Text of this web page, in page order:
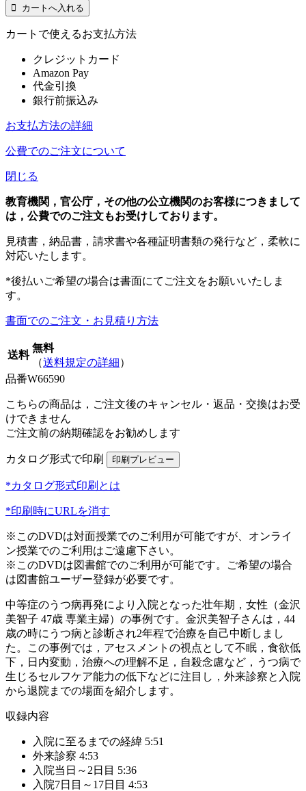
カートで使えるお支払方法
クレジットカード
Amazon Pay
代金引換
銀行前振込み
お支払方法の詳細
公費でのご注文について
閉じる
教育機関，官公庁，その他の公立機関のお客様につきまして
は，公費でのご注文もお受けしております。
見積書，納品書，請求書や各種証明書類の発行など，柔軟に
対応いたします。
*後払いご希望の場合は書面にてご注文をお願いいたしま
す。
書面でのご注文・お見積り方法
送料
無料
（送料規定の詳細）
品番W66590
こちらの商品は，ご注文後のキャンセル・返品・交換はお受
けできません
ご注文前の納期確認をお勧めします
カタログ形式で印刷
*カタログ形式印刷とは
*印刷時にURLを消す
※このDVDは対面授業でのご利用が可能ですが、オンライ
ン授業でのご利用はご遠慮下さい。
※このDVDは図書館でのご利用が可能です。ご希望の場合
は図書館ユーザー登録が必要です。
中等症のうつ病再発により入院となった壮年期，女性（金沢
美智子 47歳 専業主婦）の事例です。金沢美智子さんは，44
歳の時にうつ病と診断され2年程で治療を自己中断しまし
た。この事例では，アセスメントの視点として不眠，食欲低
下，日内変動，治療への理解不足，自殺念慮など，うつ病で
生じるセルフケア能力の低下などに注目し，外来診察と入院
から退院までの場面を紹介します。
収録内容
入院に至るまでの経緯 5:51
外来診察 4:53
入院当日～2日目 5:36
入院7日目～17日目 4:53